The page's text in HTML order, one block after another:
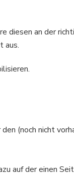
diesen an der
aus.
(noch nicht
auf der einen